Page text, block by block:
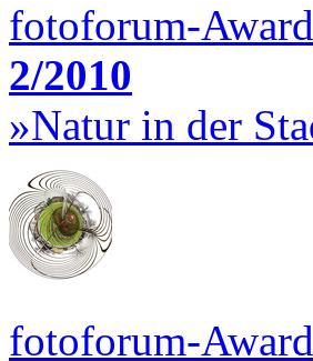
fotoforum-Award
2/2010
»Natur in der
fotoforum-Award